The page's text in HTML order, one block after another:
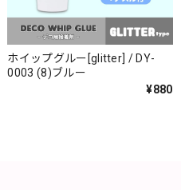
ホイップグルー[glitter] / DY-
0003 (8)ブルー
¥880